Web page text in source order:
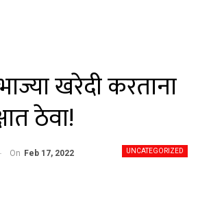
खरेदी करताना
ठेवा!
UNCATEGORIZED
On Feb 17, 2022